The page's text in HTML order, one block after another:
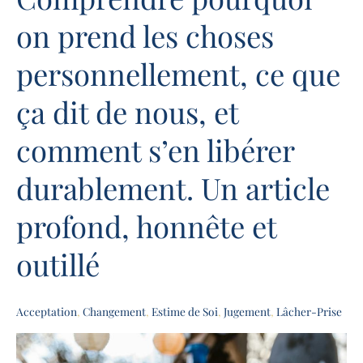
on prend les choses
personnellement, ce que
ça dit de nous, et
comment s’en libérer
durablement. Un article
profond, honnête et
outillé
Acceptation, Changement, Estime de Soi, Jugement, Lâcher-Prise
pourquoi
on
prend
les
choses
personnellement,
ce
que
dit
nous,
comment
libérer
durablement.
Un